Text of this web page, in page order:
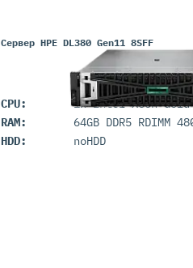
Сервер HPE DL380 Gen11 8SFF
CPU:
RAM:
64GB DDR5 RDIMM
HDD:
noHDD